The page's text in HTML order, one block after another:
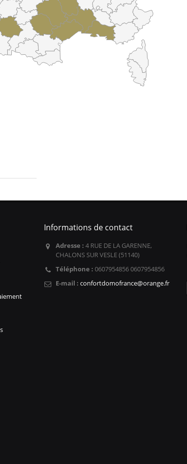
Informations de contact
Adresse : 4 RUE DE LA GARENNE,
CHALONS SUR VESLE (51140)
Téléphone : 0607954856 0607954856
E-mail : confortdomofrance@orange.fr